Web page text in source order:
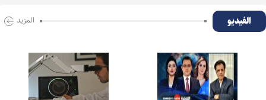
الفیدیو المزید